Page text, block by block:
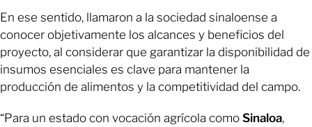
En ese sentido, llamaron a la sociedad sinaloense a
conocer objetivamente los alcances y beneficios del
proyecto, al considerar que garantizar la disponibilidad de
insumos esenciales es clave para mantener la
producción de alimentos y la competitividad del campo.
“Para un estado con vocación agrícola como Sinaloa,